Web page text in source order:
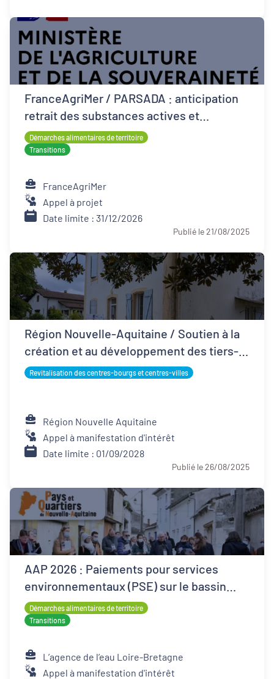
FranceAgriMer / PARSADA : anticipation
retrait des substances actives et
techniques alternatives pour les cultures
Démarches alimentaires de territoire
Transitions
FranceAgriMer
Appel à projet
Date limite : 31/12/2026
Publié le 21/08/2025
Région Nouvelle-Aquitaine / Soutien à la
création et au développement des tiers-
lieux
Revitalisation des centres-bourgs et centres-villes
Région Nouvelle Aquitaine
Appel à manifestation d'intérêt
Date limite : 01/09/2028
Publié le 26/08/2025
AAP 2026 : Paiements pour services
environnementaux (PSE) sur le bassin
Loire-Bretagne
Démarches alimentaires de territoire
Transitions
L’agence de l’eau Loire-Bretagne
Appel à manifestation d'intérêt